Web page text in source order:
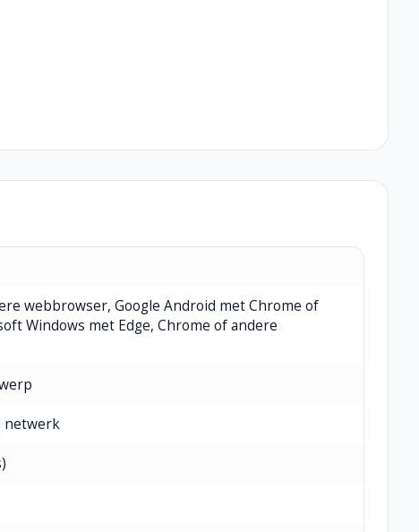
webbrowser, Google Android met Chrome of
Windows met Edge, Chrome of andere
netwerk